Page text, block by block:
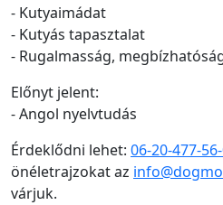
- Kutyaimádat
- Kutyás tapasztalat
- Rugalmasság,
Előnyt jelent:
- Angol nyelvtudás
Érdeklődni lehet: 06-20-477-
önéletrajzokat az
várjuk.